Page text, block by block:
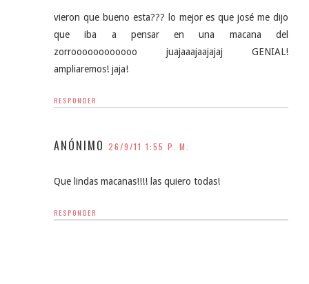
vieron que bueno esta??? lo mejor es que josé me dijo
que iba a pensar en una macana del
zorroooooooooooo juajaaajaajajaj GENIAL!
ampliaremos! jaja!
RESPONDER
ANÓNIMO 26/9/11 1:55 P. M.
Que lindas macanas!!!! las quiero todas!
RESPONDER